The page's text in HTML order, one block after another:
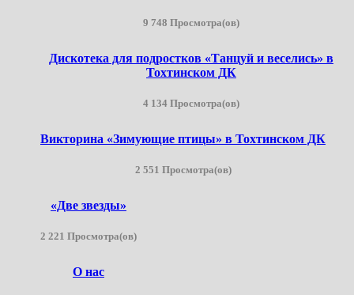
9 748 Просмотра(ов)
Дискотека для подростков «Танцуй и веселись» в
Тохтинском ДК
4 134 Просмотра(ов)
Викторина «Зимующие птицы» в Тохтинском ДК
2 551 Просмотра(ов)
«Две звезды»
2 221 Просмотра(ов)
О нас